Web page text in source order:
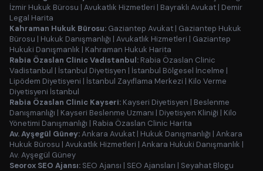
İzmir Hukuk Bürosu | Avukatlık Hizmetleri | Bayraklı Avukat | Demir
Legal Harita
Kahraman Hukuk Bürosu: Gaziantep Avukat | Gaziantep Hukuk
Bürosu | Hukuk Danışmanlığı | Avukatlık Hizmetleri | Gaziantep
Hukuki Danışmanlık | Kahraman Hukuk Harita
Rabia Özaslan Clinic Vadistanbul: Rabia Özaslan Clinic
Vadistanbul | İstanbul Diyetisyen | İstanbul Bölgesel İncelme |
Lipödem Diyetisyeni | İstanbul Zayıflama Merkezi | Kilo Verme
Diyetisyeni İstanbul
Rabia Özaslan Clinic Kayseri: Kayseri Diyetisyen | Beslenme
Danışmanlığı | Kayseri Beslenme Uzmanı | Diyetisyen Kliniği | Kilo
Yönetimi Danışmanlığı | Rabia Özaslan Clinic Harita
Av. Ayşegül Güney:Ankara Avukat | Hukuk Danışmanlığı | Ankara
Hukuk Bürosu | Avukatlık Hizmetleri | Ankara Hukuki Danışmanlık |
Av. Ayşegül Güney
Seorox SEO Ajansı: SEO Ajansı | SEO Ajansları | Seyahat Blogu